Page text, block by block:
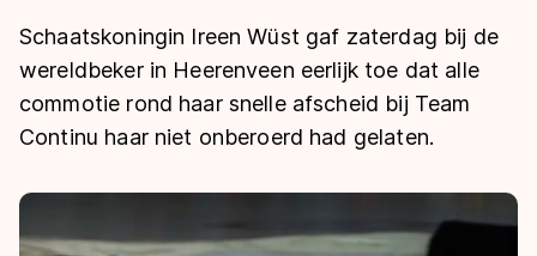
Langebaan
Shorttrack
Inlineskaten
Kunstschaatsen
Schoonrijden
Uitslagen
Langebaan
Shorttrack
Tijden & historie
De weg op
Schaatskoningin Ireen Wüst gaf zaterdag bij de
wereldbeker in Heerenveen eerlijk toe dat alle
commotie rond haar snelle afscheid bij Team
Continu haar niet onberoerd had gelaten.